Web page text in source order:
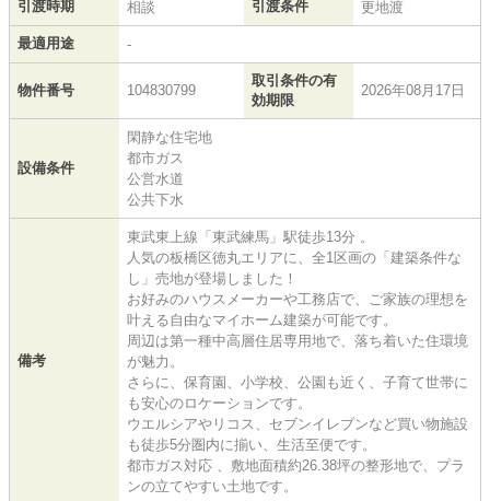
引渡時期 相談 引渡条件 更地渡
最適用途 -
物件番号 104830799
取引条件の有
効期限
2026年08月17日
設備条件
閑静な住宅地
都市ガス
公営水道
公共下水
備考
東武東上線「東武練馬」駅徒歩13分 。
人気の板橋区徳丸エリアに、全1区画の「建築条件な
し」売地が登場しました！
お好みのハウスメーカーや工務店で、ご家族の理想を
叶える自由なマイホーム建築が可能です。
周辺は第一種中高層住居専用地で、落ち着いた住環境
が魅力。
さらに、保育園、小学校、公園も近く、子育て世帯に
も安心のロケーションです。
ウエルシアやリコス、セブンイレブンなど買い物施設
も徒歩5分圏内に揃い、生活至便です。
都市ガス対応 、敷地面積約26.38坪の整形地で、プラ
ンの立てやすい土地です。